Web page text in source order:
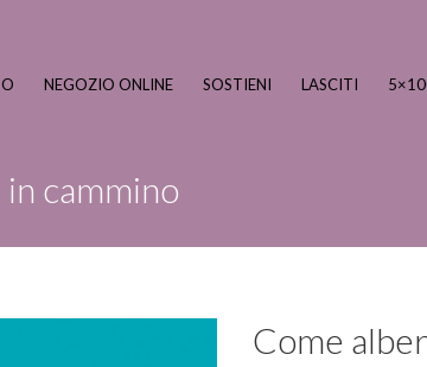
NEGOZIO ONLINE SOSTIENI LASCITI
cammino
Come